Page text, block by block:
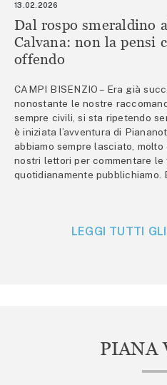
13.02.2026
Dal rospo smeraldino
Calvana: non la pensi
offendo
CAMPI BISENZIO – Era già
nonostante le nostre
sempre civili, si sta ripetendo
è iniziata l’avventura di
abbiamo sempre lasciato,
nostri lettori per commentare le
quotidianamente pubblichiamo.
LEGGI TUTTI
PIANA